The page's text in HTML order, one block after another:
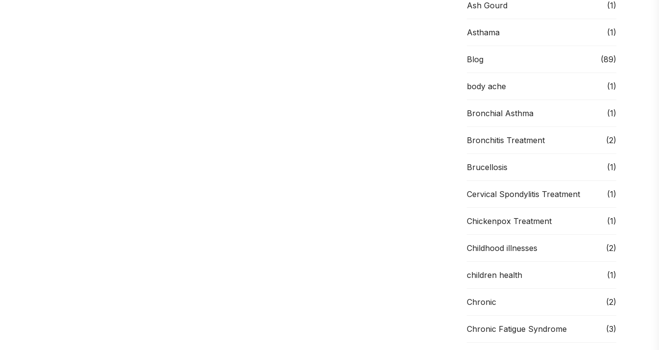
Ash Gourd (1)
Asthama (1)
Blog (89)
body ache (1)
Bronchial Asthma (1)
Bronchitis Treatment (2)
Brucellosis (1)
Cervical Spondylitis Treatment (1)
Chickenpox Treatment (1)
Childhood illnesses (2)
children health (1)
Chronic (2)
Chronic Fatigue Syndrome (3)